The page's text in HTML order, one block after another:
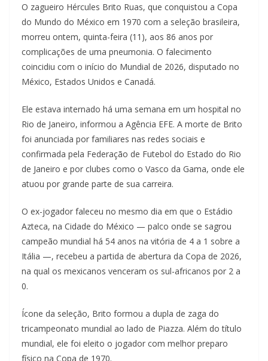
O zagueiro Hércules Brito Ruas, que conquistou a Copa
do Mundo do México em 1970 com a seleção brasileira,
morreu ontem, quinta-feira (11), aos 86 anos por
complicações de uma pneumonia. O falecimento
coincidiu com o início do Mundial de 2026, disputado no
México, Estados Unidos e Canadá.
Ele estava internado há uma semana em um hospital no
Rio de Janeiro, informou a Agência EFE. A morte de Brito
foi anunciada por familiares nas redes sociais e
confirmada pela Federação de Futebol do Estado do Rio
de Janeiro e por clubes como o Vasco da Gama, onde ele
atuou por grande parte de sua carreira.
O ex-jogador faleceu no mesmo dia em que o Estádio
Azteca, na Cidade do México — palco onde se sagrou
campeão mundial há 54 anos na vitória de 4 a 1 sobre a
Itália —, recebeu a partida de abertura da Copa de 2026,
na qual os mexicanos venceram os sul-africanos por 2 a
0.
Ícone da seleção, Brito formou a dupla de zaga do
tricampeonato mundial ao lado de Piazza. Além do título
mundial, ele foi eleito o jogador com melhor preparo
físico na Copa de 1970.